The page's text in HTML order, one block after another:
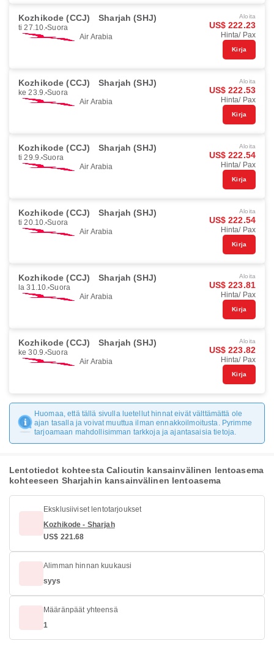
Kozhikode (CCJ) Sharjah (SHJ)
ti 27.10. Suora
Air Arabia
Aloita
US$ 222.23
Hinta/ Pax
Kirja
Kozhikode (CCJ) Sharjah (SHJ)
ke 23.9. Suora
Air Arabia
Aloita
US$ 222.53
Hinta/ Pax
Kirja
Kozhikode (CCJ) Sharjah (SHJ)
ti 29.9. Suora
Air Arabia
Aloita
US$ 222.54
Hinta/ Pax
Kirja
Kozhikode (CCJ) Sharjah (SHJ)
ti 20.10. Suora
Air Arabia
Aloita
US$ 222.54
Hinta/ Pax
Kirja
Kozhikode (CCJ) Sharjah (SHJ)
la 31.10. Suora
Air Arabia
Aloita
US$ 223.81
Hinta/ Pax
Kirja
Kozhikode (CCJ) Sharjah (SHJ)
ke 30.9. Suora
Air Arabia
Aloita
US$ 223.82
Hinta/ Pax
Kirja
Huomaa, että tällä sivulla luetellut hinnat eivät välttämättä ole
ajan tasalla ja voivat muuttua ilman ennakkoilmoitusta. Pyrimme
tarjoamaan mahdollisimman tarkkoja ja ajantasaisia tietoja.
Lentotiedot kohteesta Calicutin kansainvälinen lentoasema
kohteeseen Sharjahin kansainvälinen lentoasema
Eksklusiiviset lentotarjoukset
Kozhikode - Sharjah
US$ 221.68
Alimman hinnan kuukausi
syys
Määränpäät yhteensä
1